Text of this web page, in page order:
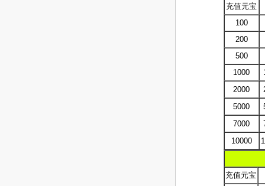
充值元宝
100
200
500
1000
2000
5000
7000
10000
充值元宝